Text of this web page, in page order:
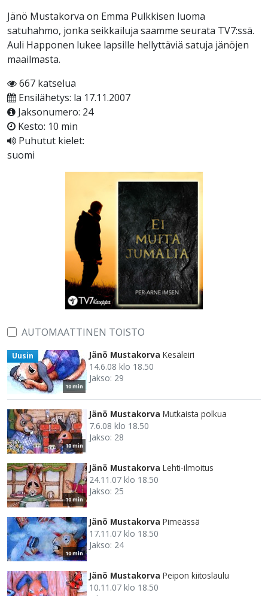
Jänö Mustakorva on Emma Pulkkisen luoma
satuhahmo, jonka seikkailuja saamme seurata TV7:ssä.
Auli Happonen lukee lapsille hellyttäviä satuja jänöjen
maailmasta.
667 katselua
Ensilähetys: la 17.11.2007
Jaksonumero: 24
Kesto: 10 min
Puhutut kielet:
suomi
AUTOMAATTINEN TOISTO
10 min
Uusin Jänö Mustakorva Kesäleiri
14.6.08 klo 18.50
Jakso: 29
10 min
Jänö Mustakorva Mutkaista polkua
7.6.08 klo 18.50
Jakso: 28
10 min
Jänö Mustakorva Lehti-ilmoitus
24.11.07 klo 18.50
Jakso: 25
10 min
Jänö Mustakorva Pimeässä
17.11.07 klo 18.50
Jakso: 24
Jänö Mustakorva Peipon kiitoslaulu
10.11.07 klo 18.50